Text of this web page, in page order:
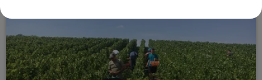
jamais vu !